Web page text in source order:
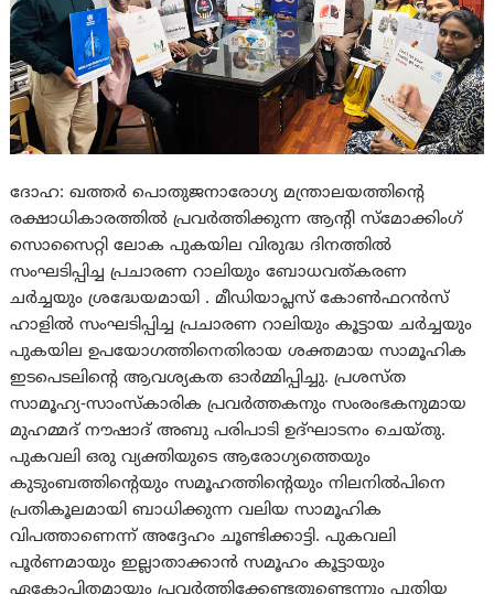
ദോഹ: ഖത്തര്‍ പൊതുജനാരോഗ്യ മന്ത്രാലയത്തിന്റെ
രക്ഷാധികാരത്തില്‍ പ്രവര്‍ത്തിക്കുന്ന ആന്റി സ്‌മോക്കിംഗ്
സൊസൈറ്റി ലോക പുകയില വിരുദ്ധ ദിനത്തില്‍
സംഘടിപ്പിച്ച പ്രചാരണ റാലിയും ബോധവത്കരണ
ചര്‍ച്ചയും ശ്രദ്ധേയമായി . മീഡിയാപ്ലസ് കോണ്‍ഫറന്‍സ്
ഹാളില്‍ സംഘടിപ്പിച്ച പ്രചാരണ റാലിയും കൂട്ടായ ചര്‍ച്ചയും
പുകയില ഉപയോഗത്തിനെതിരായ ശക്തമായ സാമൂഹിക
ഇടപെടലിന്റെ ആവശ്യകത ഓര്‍മ്മിപ്പിച്ചു. പ്രശസ്ത
സാമൂഹ്യ-സാംസ്‌കാരിക പ്രവര്‍ത്തകനും സംരംഭകനുമായ
മുഹമ്മദ് നൗഷാദ് അബു പരിപാടി ഉദ്ഘാടനം ചെയ്തു.
പുകവലി ഒരു വ്യക്തിയുടെ ആരോഗ്യത്തെയും
കുടുംബത്തിന്റെയും സമൂഹത്തിന്റെയും നിലനില്‍പിനെ
പ്രതികൂലമായി ബാധിക്കുന്ന വലിയ സാമൂഹിക
വിപത്താണെന്ന് അദ്ദേഹം ചൂണ്ടിക്കാട്ടി. പുകവലി
പൂര്‍ണമായും ഇല്ലാതാക്കാന്‍ സമൂഹം കൂട്ടായും